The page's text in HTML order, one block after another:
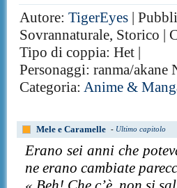
Autore:TigerEyes |
Sovrannaturale, Storico |
Tipo di coppia: Het |
Personaggi: ranma/
Categoria:Anime &
Mele e Caramelle - Ultimo capitolo
Erano sei anni che
ne erano cambiate